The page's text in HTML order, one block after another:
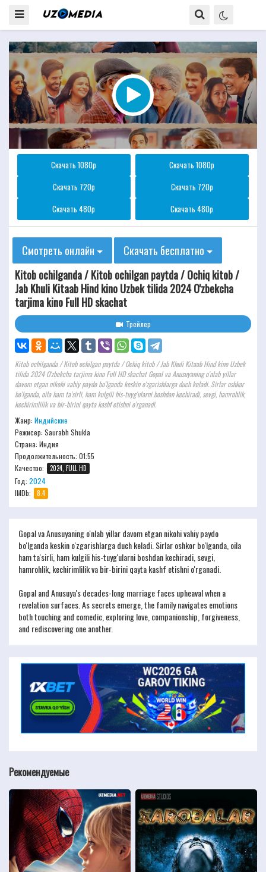
Скачать 1080p
Скачать 1080p
Скачать 720p
Скачать 720p
Скачать 480p
Скачать 480p
Смотреть онлайн
Скачать бесплатно
Kitob ochilganda / Kitob ochilgan paytda / Ochiq kitob /
Jab Khuli Kitaab Hind kino Uzbek tilida 2024 O'zbekcha
tarjima kino Full HD skachat
Трейлер
Kitob ochilganda / Kitob ochilgan paytda / Ochiq kitob / Jab Khuli Kitaab Hind kino Uzbek
tilida 2024 O'zbekcha tarjima kino Full HD skachat Gopal va Anusuyaning o'nlab yillar
davom etgan nikohi vahiy paydo bo'lganda keskin o'zgarishlarga duch keladi. Sirlar oshkor
bo'lganda, oila ham ta'sirli, ham kulgili his-tuyg'ularni boshdan kechiradi, sevgi, hamrohlik,
kechirimlilik va bir-birini qayta kashf etishni o'rganadi.
Жанр: Индийские
Режисер: Saurabh Shukla
Страна: Индия
Продолжительность: 01:55
Качество:
2024, FULL HD
Год: 2024
IMDb:
8.4
Gopal va Anusuyaning o'nlab yillar davom etgan nikohi vahiy paydo
bo'lganda keskin o'zgarishlarga duch keladi. Sirlar oshkor bo'lganda, oila
ham ta'sirli, ham kulgili his-tuyg'ularni boshdan kechiradi, sevgi,
hamrohlik, kechirimlilik va bir-birini qayta kashf etishni o'rganadi.
Gopal and Anusuya's decades-long marriage faces upheaval when a
revelation surfaces. As secrets emerge, the family navigates emotions
both touching and comedic, exploring love, companionship, forgiveness,
and rediscovering one another.
Рекомендуемые